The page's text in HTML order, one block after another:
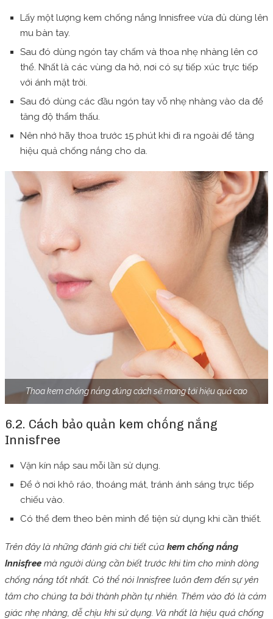
Lấy một lượng kem chống nắng Innisfree vừa đủ dùng lên
mu bàn tay.
Sau đó dùng ngón tay chấm và thoa nhẹ nhàng lên cơ
thể. Nhất là các vùng da hở, nơi có sự tiếp xúc trực tiếp
với ánh mặt trời.
Sau đó dùng các đầu ngón tay vỗ nhẹ nhàng vào da để
tăng độ thẩm thấu.
Nên nhớ hãy thoa trước 15 phút khi đi ra ngoài để tăng
hiệu quả chống nắng cho da.
Thoa kem chống nắng đúng cách sẽ mang tới hiệu quả cao
6.2. Cách bảo quản kem chống nắng
Innisfree
Vặn kín nắp sau mỗi lần sử dụng.
Để ở nơi khô ráo, thoáng mát, tránh ánh sáng trực tiếp
chiếu vào.
Có thể đem theo bên mình để tiện sử dụng khi cần thiết.
Trên đây là những đánh giá chi tiết của kem chống nắng
Innisfree mà người dùng cần biết trước khi tìm cho mình dòng
chống nắng tốt nhất. Có thể nói Innisfree luôn đem đến sự yên
tâm cho chúng ta bởi thành phần tự nhiên. Thêm vào đó là cảm
giác nhẹ nhàng, dễ chịu khi sử dụng. Và nhất là hiệu quả chống